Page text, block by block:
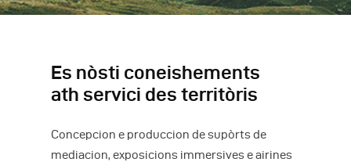
Es nòsti coneishements
ath servici des territòris
Concepcion e produccion de supòrts de
mediacion, exposicions immersives e airines